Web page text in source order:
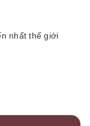
nhất thế giới